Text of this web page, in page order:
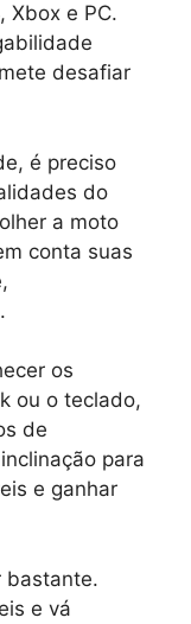
Xbox e PC.
desafiar
é preciso
do
a moto
conta suas
os
ou o teclado,
de
para
e ganhar
bastante.
e vá